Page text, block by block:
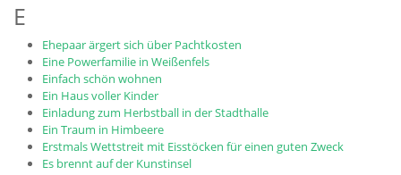
E
Ehepaar ärgert sich über Pachtkosten
Eine Powerfamilie in Weißenfels
Einfach schön wohnen
Ein Haus voller Kinder
Einladung zum Herbstball in der Stadthalle
Ein Traum in Himbeere
Erstmals Wettstreit mit Eisstöcken für einen guten Zweck
Es brennt auf der Kunstinsel